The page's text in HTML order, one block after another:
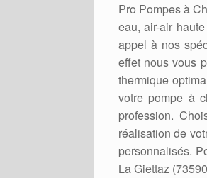
Pro Pompes à
eau, air-air
appel à nos
effet nous vous
thermique
votre pompe à
profession.
réalisation de
personnalisés.
La Giettaz